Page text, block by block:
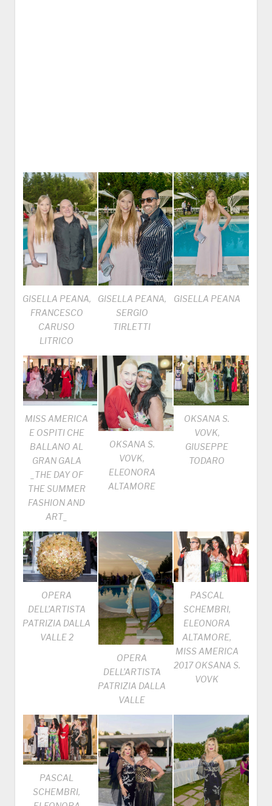
GISELLA PEANA,
FRANCESCO
CARUSO
LITRICO
GISELLA PEANA,
SERGIO
TIRLETTI
GISELLA PEANA
MISS AMERICA
E OSPITI CHE
BALLANO AL
GRAN GALA
_THE DAY OF
THE SUMMER
FASHION AND
ART_
OKSANA S.
VOVK,
ELEONORA
ALTAMORE
OKSANA S.
VOVK,
GIUSEPPE
TODARO
OPERA
DELL’ARTISTA
PATRIZIA DALLA
VALLE 2
OPERA
DELL’ARTISTA
PATRIZIA DALLA
VALLE
PASCAL
SCHEMBRI,
ELEONORA
ALTAMORE,
MISS AMERICA
2017 OKSANA S.
VOVK
PASCAL
SCHEMBRI,